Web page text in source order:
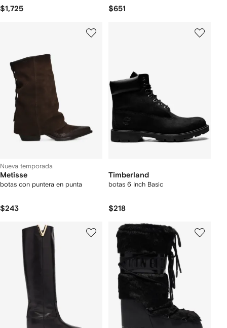
$1,725 $651
Nueva temporada
Metisse
botas con puntera en punta
$243
Timberland
botas 6 Inch Basic
$218